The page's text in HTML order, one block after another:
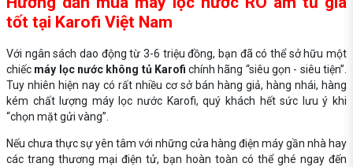
tốt tại Karofi Việt Nam
Với ngân sách dao động từ 3-6 triệu đồng, bạn đã có thể sở hữu một
chiếc máy lọc nước không tủ Karofi chính hãng “siêu gọn - siêu tiện”.
Tuy nhiên hiện nay có rất nhiều cơ sở bán hàng giả, hàng nhái, hàng
kém chất lượng máy lọc nước Karofi, quý khách hết sức lưu ý khi
“chọn mặt gửi vàng”.
Nếu chưa thực sự yên tâm với những cửa hàng điện máy gần nhà hay
các trang thương mại điện tử, bạn hoàn toàn có thể ghé ngay đến